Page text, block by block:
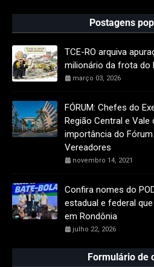
Postagens
TCE-RO arquiva
milionário da frota do
março 03, 2026
FÓRUM: Chefes do
Região Central e
importância do
Vereadores
novembro 14, 2021
Confira nomes do
estadual e federal
em Rondônia
julho 22, 2026
Formulário de